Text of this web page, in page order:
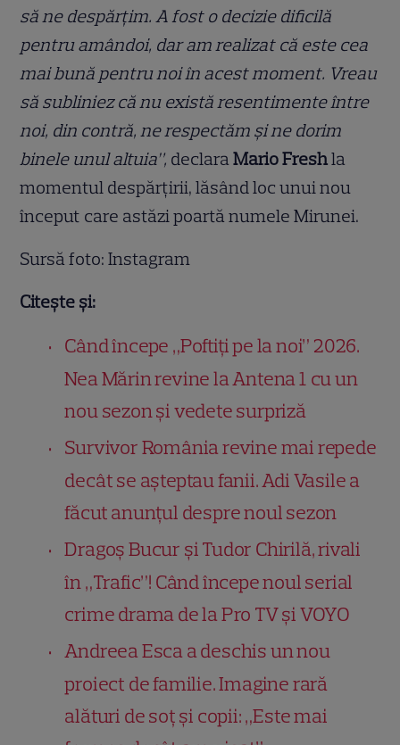
să ne despărțim. A fost o decizie dificilă
pentru amândoi, dar am realizat că este cea
mai bună pentru noi în acest moment. Vreau
să subliniez că nu există resentimente între
noi, din contră, ne respectăm și ne dorim
binele unul altuia”, declaraMario Freshla
momentul despărțirii, lăsând loc unui nou
început care astăzi poartă numele Mirunei.
Sursă foto: Instagram
Citește și:
Când începe „Poftiți pe la noi” 2026.
Nea Mărin revine la Antena 1 cu un
nou sezon și vedete surpriză
Survivor România revine mai repede
decât se așteptau fanii. Adi Vasile a
făcut anunțul despre noul sezon
Dragoș Bucur și Tudor Chirilă, rivali
în „Trafic”! Când începe noul serial
crime drama de la Pro TV și VOYO
Andreea Esca a deschis un nou
proiect de familie. Imagine rară
alături de soț și copii: „Este mai